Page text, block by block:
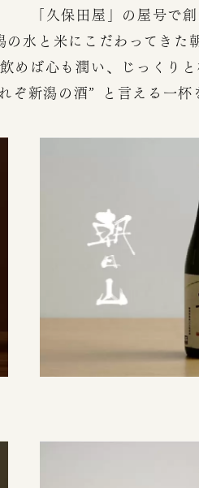
「久保田屋」の屋号で創
の水と米にこだわってきた
めば心も潤い、じっくりと
ぞ新潟の酒” と言える一杯